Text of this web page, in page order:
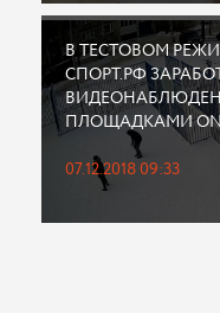
В ТЕСТОВОМ
СПОРТ.РФ
ПЛОЩАДКАМИ
07.12.2018 09:33